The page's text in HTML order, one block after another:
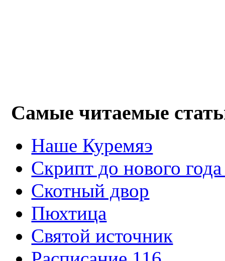
Самые читаемые
Наше Куремяэ
Скрипт до нового года
Cкотный двор
Пюхтица
Святой источник